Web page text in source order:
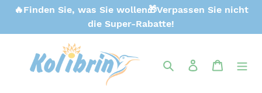
Direkt
Inhalt
🔥Finden Sie, was Sie wollen🎁Verpassen Sie nicht
die Super-Rabatte!
SuchenEinloggen